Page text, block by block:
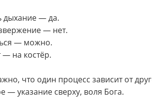
дыхание — да.
— нет.
— можно.
— на костёр.
что один процесс зависит от
— указание сверху, воля Бога.